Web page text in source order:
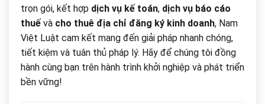
trọn gói, kết hợp dịch vụ kế toán, dịch vụ báo cáo
thuế và cho thuê địa chỉ đăng ký kinh doanh, Nam
Việt Luật cam kết mang đến giải pháp nhanh chóng,
tiết kiệm và tuân thủ pháp lý. Hãy để chúng tôi đồng
hành cùng bạn trên hành trình khởi nghiệp và phát triển
bền vững!